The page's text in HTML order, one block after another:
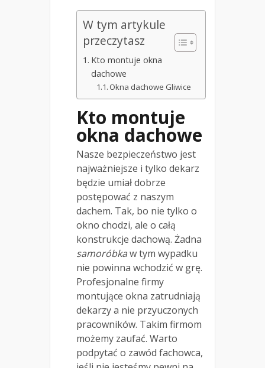
W tym artykule
przeczytasz
Kto montuje okna
dachowe
Okna dachowe Gliwice
Kto montuje
okna dachowe
Nasze bezpieczeństwo jest
najważniejsze i tylko dekarz
będzie umiał dobrze
postępować z naszym
dachem. Tak, bo nie tylko o
okno chodzi, ale o całą
konstrukcje dachową. Żadna
samoróbkaw tym wypadku
nie powinna wchodzić w grę.
Profesjonalne firmy
montujące okna zatrudniają
dekarzy a nie przyuczonych
pracowników. Takim firmom
możemy zaufać. Warto
podpytać o zawód fachowca,